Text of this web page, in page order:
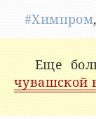
#Химпром
Еще
чувашской